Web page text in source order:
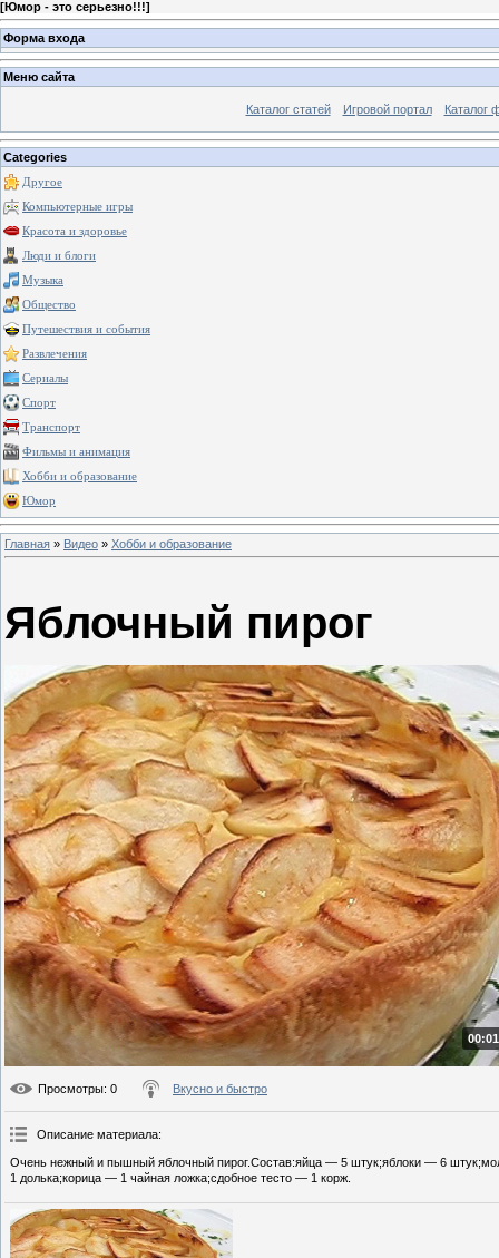
[Юмор - это серьезно!!!]
Форма входа
Меню сайта
Каталог статей Игровой портал Каталог
Categories
Другое
Компьютерные игры
Красота и здоровье
Люди и блоги
Музыка
Общество
Путешествия и события
Развлечения
Сериалы
Спорт
Транспорт
Фильмы и анимация
Хобби и образование
Юмор
Главная » Видео » Хобби и образование
Яблочный пирог
Просмотры: 0 Вкусно и быстро
Описание материала:
Очень нежный и пышный яблочный пирог.Состав:яйца — 5 штук;яблоки — 6
1 долька;корица — 1 чайная ложка;сдобное тесто — 1 корж.